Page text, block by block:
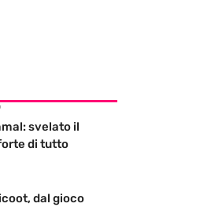
svelato il
di tutto
dal gioco